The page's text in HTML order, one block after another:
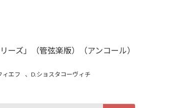
ーズ」（管弦楽版）（アンコール）
ィエフ 、D.ショスタコーヴィチ